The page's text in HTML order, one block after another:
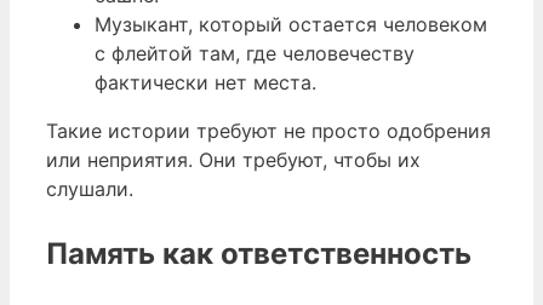
Музыкант, который остается человеком
с флейтой там, где человечеству
фактически нет места.
Такие истории требуют не просто одобрения
или неприятия. Они требуют, чтобы их
слушали.
Память как ответственность